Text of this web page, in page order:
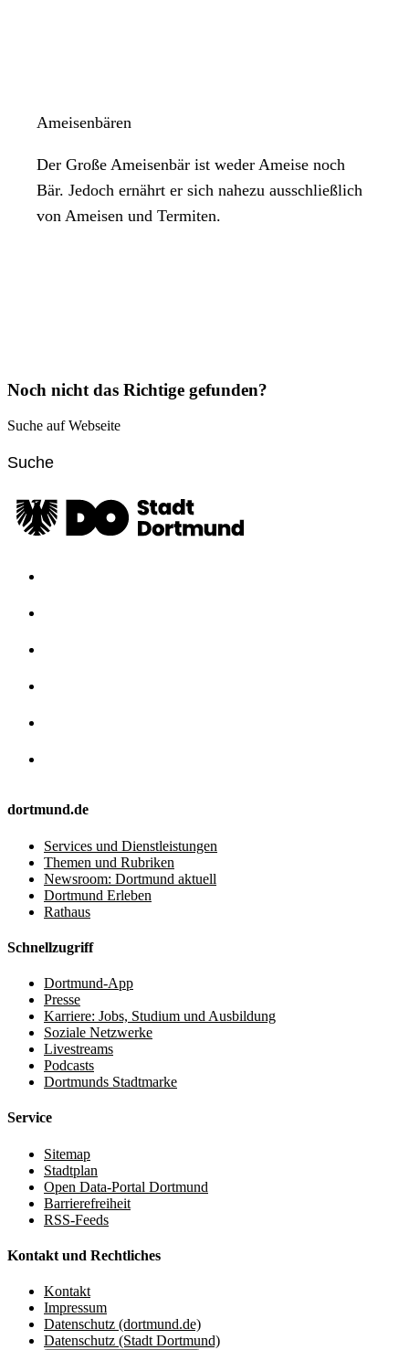
Ameisenbären
Der Große Ameisenbär ist weder Ameise noch
Bär. Jedoch ernährt er sich nahezu ausschließlich
von Ameisen und Termiten.
Noch nicht das Richtige gefunden?
Suche auf Webseite
dortmund.de
Services und Dienstleistungen
Themen und Rubriken
Newsroom: Dortmund aktuell
Dortmund Erleben
Rathaus
Schnellzugriff
Dortmund-App
Presse
Karriere: Jobs, Studium und Ausbildung
Soziale Netzwerke
Livestreams
Podcasts
Dortmunds Stadtmarke
Service
Sitemap
Stadtplan
Open Data-Portal Dortmund
Barrierefreiheit
RSS-Feeds
Kontakt und Rechtliches
Kontakt
Impressum
Datenschutz (dortmund.de)
Datenschutz (Stadt Dortmund)